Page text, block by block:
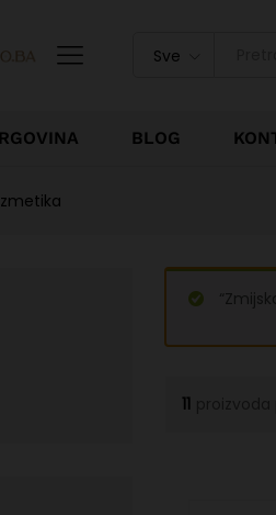
Sve
BLOG
11